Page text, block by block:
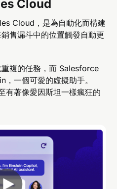
Cloud
Cloud，是為自動化而構建
售漏斗中的位置觸發自動更
複的任務，而 Salesforce
一個可愛的虛擬助手。
有著像愛因斯坦一樣瘋狂的